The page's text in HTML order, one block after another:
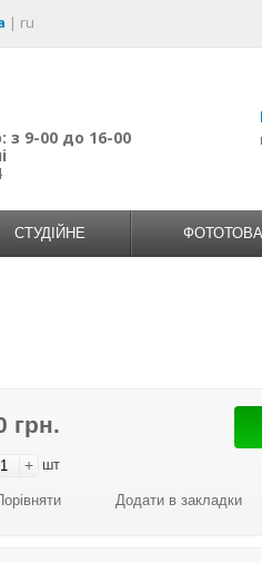
| ru
з 9-00 до 16-00
СТУДІЙНЕ
грн.
+ шт
Додати в закладки